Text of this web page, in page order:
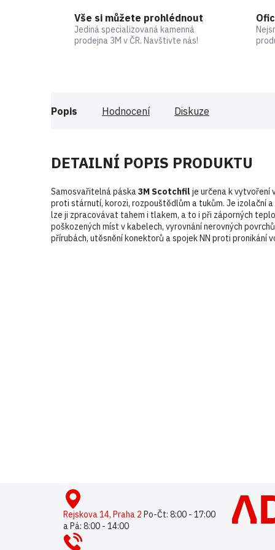
Vše si můžete prohlédnout
Jediná specializovaná kamenná
prodejna 3M v ČR. Navštivte nás!
Popis Hodnocení Diskuze
DETAILNÍ POPIS PRODUKTU
Samosvařitelná páska3M Scotchfil je určena k vytvoření
proti stárnutí, korozi, rozpouštědlům a tukům. Je izolační
lze ji zpracovávat tahem i tlakem, a to i při záporných
poškozených míst v kabelech, vyrovnání nerovných
přírubách, utěsnění konektorů a spojek NN proti pronikání
Rejskova 14, Praha 2 Po-Čt: 8:00 - 17:00
a Pá: 8:00 - 14:00